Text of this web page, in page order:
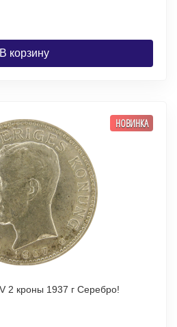
В корзину
НОВИНКА
Швеция Король Густав V 2 кроны 1937 г Серебро!